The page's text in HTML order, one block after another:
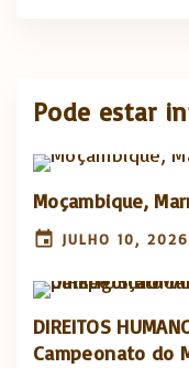
Pode estar
Moçambique,
JULHO 10, 2026
DIREITOS
Campeonato do